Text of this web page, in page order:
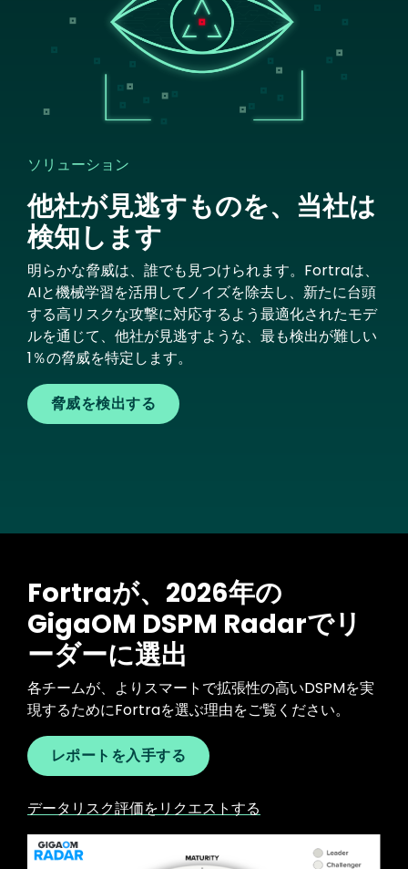
ソリューション
他社が見逃すものを、当社は
検知します
明らかな脅威は、誰でも見つけられます。Fortraは、
AIと機械学習を活用してノイズを除去し、新たに台頭
する高リスクな攻撃に対応するよう最適化されたモデ
ルを通じて、他社が見逃すような、最も検出が難しい
1％の脅威を特定します。
脅威を検出する
Fortraが、2026年の
GigaOM DSPM Radarでリ
ーダーに選出
各チームが、よりスマートで拡張性の高いDSPMを実
現するためにFortraを選ぶ理由をご覧ください。
レポートを入手する
データリスク評価をリクエストする
Image